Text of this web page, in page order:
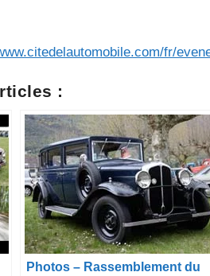
fr/
:
Photos – Rassemblement du